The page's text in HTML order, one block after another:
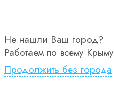
Не нашли Ваш город?
Работаем по всему Крыму
Продолжить без города